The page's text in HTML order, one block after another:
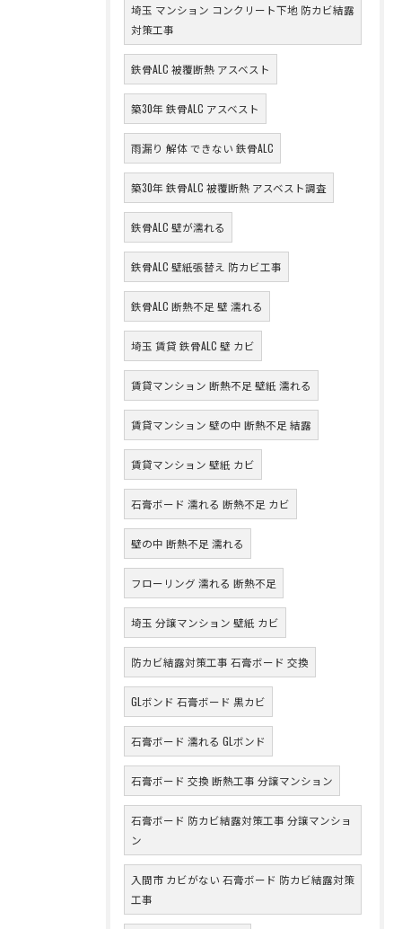
埼玉 マンション コンクリート下地 防カビ結露
対策工事
鉄骨ALC 被覆断熱 アスベスト
築30年 鉄骨ALC アスベスト
雨漏り 解体 できない 鉄骨ALC
築30年 鉄骨ALC 被覆断熱 アスベスト調査
鉄骨ALC 壁が濡れる
鉄骨ALC 壁紙張替え 防カビ工事
鉄骨ALC 断熱不足 壁 濡れる
埼玉 賃貸 鉄骨ALC 壁 カビ
賃貸マンション 断熱不足 壁紙 濡れる
賃貸マンション 壁の中 断熱不足 結露
賃貸マンション 壁紙 カビ
石膏ボード 濡れる 断熱不足 カビ
壁の中 断熱不足 濡れる
フローリング 濡れる 断熱不足
埼玉 分譲マンション 壁紙 カビ
防カビ結露対策工事 石膏ボード 交換
GLボンド 石膏ボード 黒カビ
石膏ボード 濡れる GLボンド
石膏ボード 交換 断熱工事 分譲マンション
石膏ボード 防カビ結露対策工事 分譲マンショ
ン
入間市 カビがない 石膏ボード 防カビ結露対策
工事